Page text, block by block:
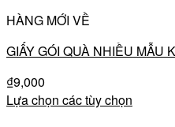
HÀNG MỚI VỀ
GIẤY GÓI QUÀ NHIỀU MẪU
₫9,000
Lựa chọn các tùy chọn